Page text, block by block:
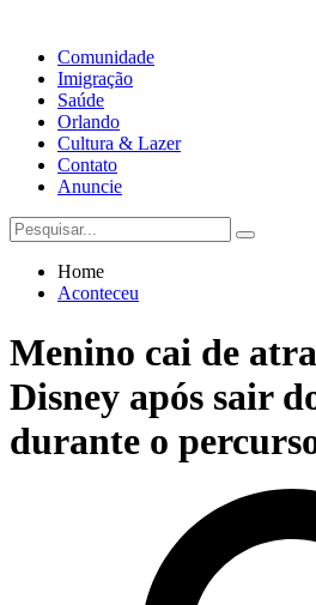
Comunidade
Imigração
Saúde
Orlando
Cultura & Lazer
Contato
Anuncie
Home
Aconteceu
Menino cai de
Disney após sair
durante o